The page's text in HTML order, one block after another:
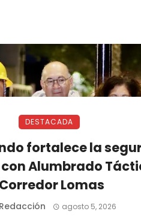
DESTACADA
fortalece la
Alumbrado
Corredor Lomas
Redacción agosto 5, 2026